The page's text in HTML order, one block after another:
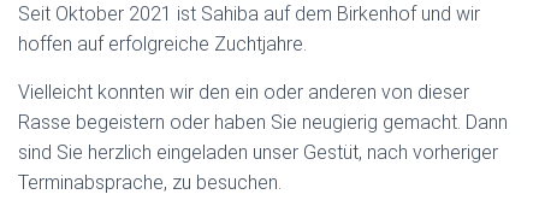
Seit Oktober 2021 ist Sahiba auf dem Birkenhof und wir
hoffen auf erfolgreiche Zuchtjahre.
Vielleicht konnten wir den ein oder anderen von dieser
Rasse begeistern oder haben Sie neugierig gemacht. Dann
sind Sie herzlich eingeladen unser Gestüt, nach vorheriger
Terminabsprache, zu besuchen.